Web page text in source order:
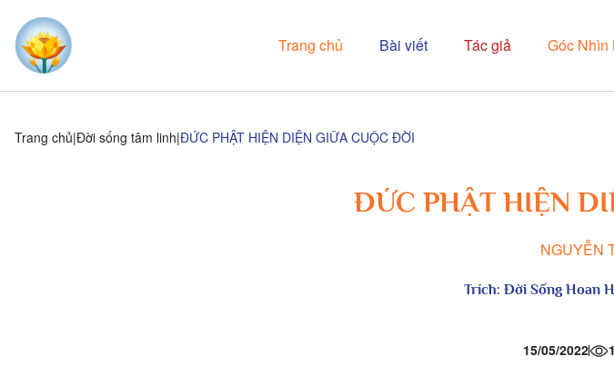
Trang chủ Bài viết Tác giả Góc
Trang chủ Đời sống tâm linh ĐỨC PHẬT HIỆN DIỆN GIỮA CUỘC ĐỜI
ĐỨC PHẬT HIỆN
NGUYỄN
Trích: Đời Sống Hoan
15/05/2022